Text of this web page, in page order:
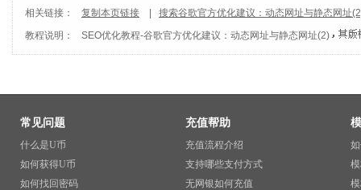
相关链接： 复制本页链接
搜索谷歌官方优化建议：动态网址与静态网址
教程说明：
SEO优化教程-谷歌官方优化建议：动态网址与静态网址(2)
常见问题
什么是U币
如何获得U币
如何找回密码
充值帮助
充值流程介绍
支持哪些支付方式
无网银如何充值